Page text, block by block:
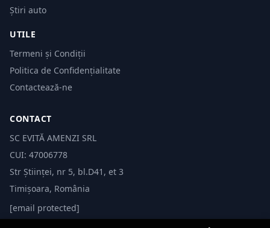
Știri auto
UTILE
Termeni și Condiții
Politica de Confidențialitate
Contactează-ne
CONTACT
SC EVITĂ AMENZI SRL
CUI: 47006778
Str Științei, nr 5, bl.D41, et 3
Timișoara, România
[email protected]